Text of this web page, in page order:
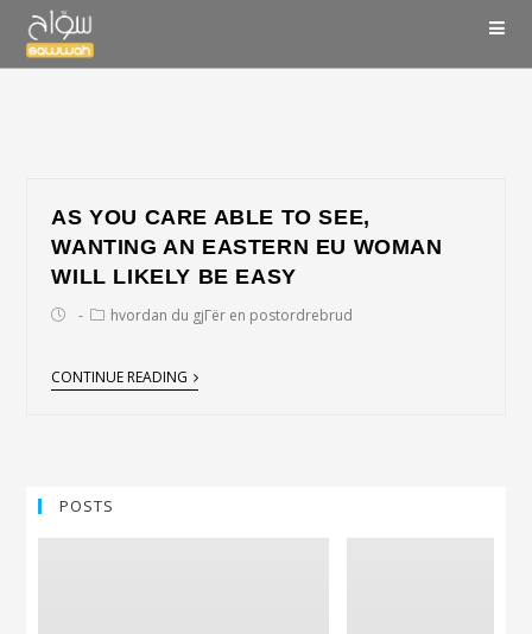
AS YOU CARE ABLE TO SEE,
WANTING AN EASTERN EU WOMAN
WILL LIKELY BE EASY
hvordan du gjГёr en postordrebrud
CONTINUE READING
POSTS